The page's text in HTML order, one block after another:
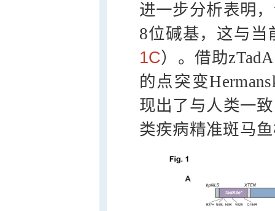
进一步分析表明
8位碱基，这与
1C）。借助
的点突变
现出了与人类一
类疾病精准斑马